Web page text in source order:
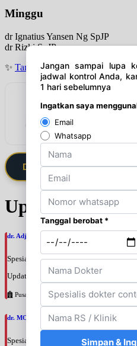
Minggu
dr Ignatius Yansen Ng SpJP
dr Rizki SpJP
✨ Tanya jadwal (Respon Cepat)
Lindungi harta anda
Lihat detail & harga →
Daftarkan Saya via
Update Jadwal
dr. Adji Suprajitno, SpPD
Spesialis: Penyakit Dalam
Update terakhir: 2026-08-07 20:37:59
Pusat Pertamina
dr. MOCHAMAD PASHA, SpPD
Spesialis: Penyakit Dalam